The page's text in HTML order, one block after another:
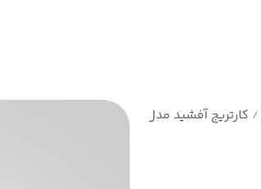
/ کارتریج آفشید مدل 108